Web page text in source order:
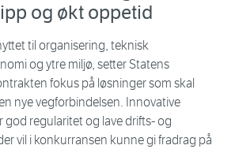
og økt oppetid
til organisering, teknisk
og ytre miljø, setter Statens
fokus på løsninger som skal
nye vegforbindelsen. Innovative
god regularitet og lave drifts- og
vil i konkurransen kunne gi fradrag på